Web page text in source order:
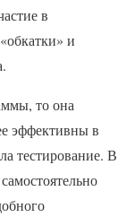
в
и
то она
эффективны в
тестирование. В